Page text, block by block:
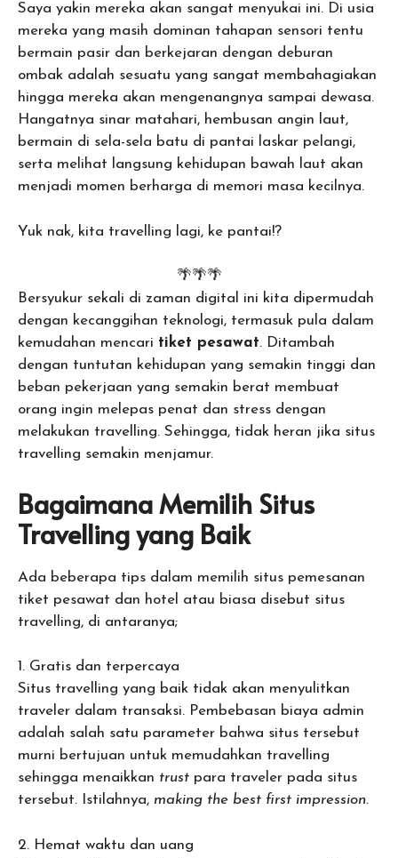
Saya yakin mereka akan sangat menyukai ini. Di usia
mereka yang masih dominan tahapan sensori tentu
bermain pasir dan berkejaran dengan deburan
ombak adalah sesuatu yang sangat membahagiakan
hingga mereka akan mengenangnya sampai dewasa.
Hangatnya sinar matahari, hembusan angin laut,
bermain di sela-sela batu di pantai laskar pelangi,
serta melihat langsung kehidupan bawah laut akan
menjadi momen berharga di memori masa kecilnya.
Yuk nak, kita travelling lagi, ke pantai!?
🌴🌴🌴
Bersyukur sekali di zaman digital ini kita dipermudah
dengan kecanggihan teknologi, termasuk pula dalam
kemudahan mencari tiket pesawat. Ditambah
dengan tuntutan kehidupan yang semakin tinggi dan
beban pekerjaan yang semakin berat membuat
orang ingin melepas penat dan stress dengan
melakukan travelling. Sehingga, tidak heran jika situs
travelling semakin menjamur.
Bagaimana Memilih Situs
Travelling yang Baik
Ada beberapa tips dalam memilih situs pemesanan
tiket pesawat dan hotel atau biasa disebut situs
travelling, di antaranya;
1. Gratis dan terpercaya
Situs travelling yang baik tidak akan menyulitkan
traveler dalam transaksi. Pembebasan biaya admin
adalah salah satu parameter bahwa situs tersebut
murni bertujuan untuk memudahkan travelling
sehingga menaikkan trust para traveler pada situs
tersebut. Istilahnya, making the best first impression.
2. Hemat waktu dan uang